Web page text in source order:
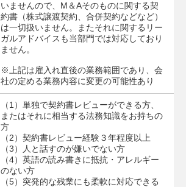
いませんので、M＆Aそのものに関する契
約書（株式譲渡契約、合併契約などなど）
は一切扱いません。またそれに関するリー
ガルアドバイスも当部門では対応しており
ません。
※上記は雇入れ直後の業務範囲であり、会
社の定める業務内容に変更の可能性あり
（1）単独で契約書レビューができる方、
またはそれに相当する法務知識をお持ちの
方
（2）契約書レビュー経験３年程度以上
（3）人と話すのが嫌いでない方
（4）英語の読み書きに抵抗・アレルギー
のない方
（5）突発的な残業にも柔軟に対応できる